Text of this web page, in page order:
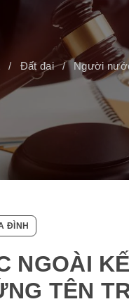
Đất đai Người
ĐÌNH
NGOÀI
TÊN